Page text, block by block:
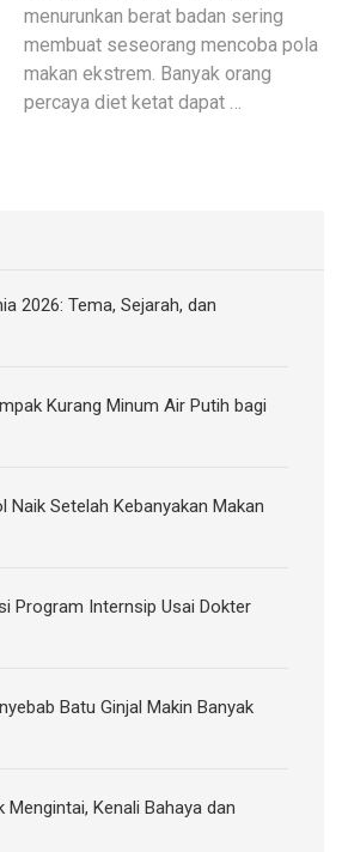
menurunkan berat badan sering
membuat seseorang mencoba pola
makan ekstrem. Banyak orang
percaya diet ketat dapat …
2026: Tema, Sejarah, dan
Kurang Minum Air Putih bagi
Naik Setelah Kebanyakan Makan
Program Internsip Usai Dokter
Batu Ginjal Makin Banyak
Mengintai, Kenali Bahaya dan